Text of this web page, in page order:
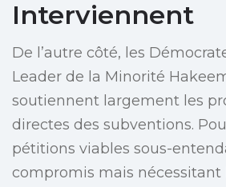
Interviennent
De l’autre côté, les
Leader de la Minorité
soutiennent largement les
directes des subventions.
pétitions viables sous-
compromis mais nécessitant